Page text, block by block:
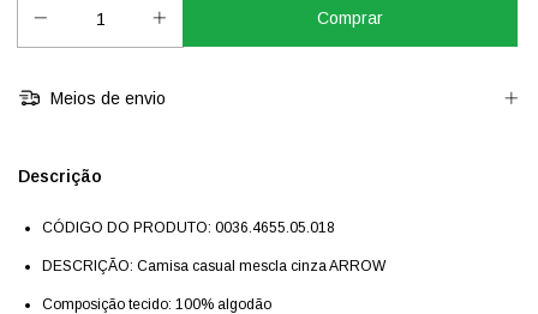
Meios de envio
Descrição
CÓDIGO DO PRODUTO: 0036.4655.05.018
DESCRIÇÃO: Camisa casual mescla cinza ARROW
Composição tecido: 100% algodão